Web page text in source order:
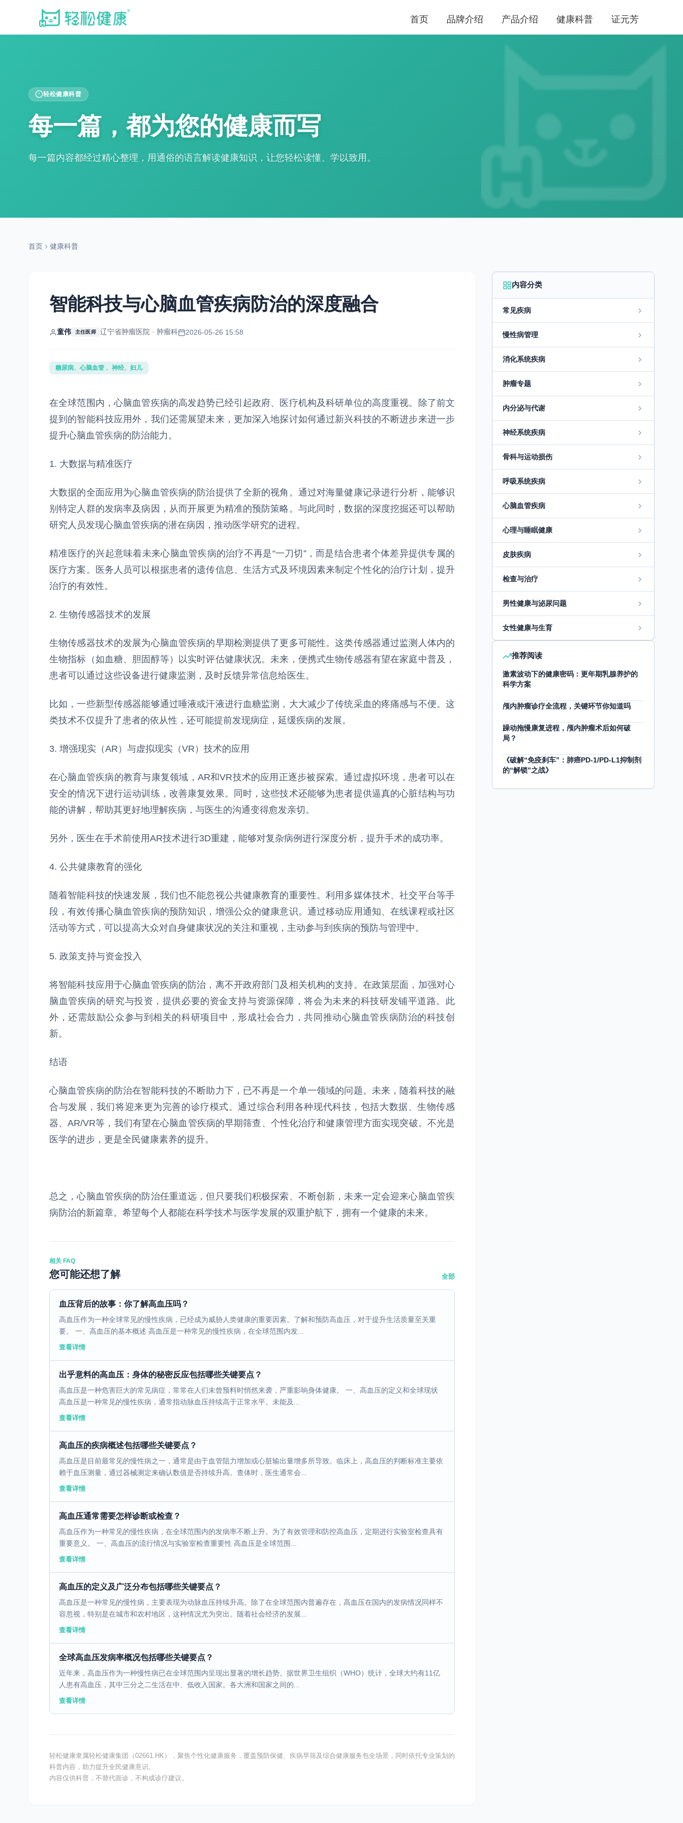
首页 品牌介绍 产品介绍 健康科普 证元芳
轻松健康科普
每一篇，都为您的健康而写
每一篇内容都经过精心整理，用通俗的语言解读健康知识，让您轻松读懂、学以致用。
首页 健康科普
智能科技与心脑血管疾病防治的深度融合
童伟 主任医师 辽宁省肿瘤医院 · 肿瘤科 2026-05-26 15:58
糖尿病、心脑血管 、神经、妇儿
在全球范围内，心脑血管疾病的高发趋势已经引起政府、医疗机构及科研单位的高度重视。除了前文
提到的智能科技应用外，我们还需展望未来，更加深入地探讨如何通过新兴科技的不断进步来进一步
提升心脑血管疾病的防治能力。
1. 大数据与精准医疗
大数据的全面应用为心脑血管疾病的防治提供了全新的视角。通过对海量健康记录进行分析，能够识
别特定人群的发病率及病因，从而开展更为精准的预防策略。与此同时，数据的深度挖掘还可以帮助
研究人员发现心脑血管疾病的潜在病因，推动医学研究的进程。
精准医疗的兴起意味着未来心脑血管疾病的治疗不再是“一刀切”，而是结合患者个体差异提供专属的
医疗方案。医务人员可以根据患者的遗传信息、生活方式及环境因素来制定个性化的治疗计划，提升
治疗的有效性。
2. 生物传感器技术的发展
生物传感器技术的发展为心脑血管疾病的早期检测提供了更多可能性。这类传感器通过监测人体内的
生物指标（如血糖、胆固醇等）以实时评估健康状况。未来，便携式生物传感器有望在家庭中普及，
患者可以通过这些设备进行健康监测，及时反馈异常信息给医生。
比如，一些新型传感器能够通过唾液或汗液进行血糖监测，大大减少了传统采血的疼痛感与不便。这
类技术不仅提升了患者的依从性，还可能提前发现病症，延缓疾病的发展。
3. 增强现实（AR）与虚拟现实（VR）技术的应用
在心脑血管疾病的教育与康复领域，AR和VR技术的应用正逐步被探索。通过虚拟环境，患者可以在
安全的情况下进行运动训练，改善康复效果。同时，这些技术还能够为患者提供逼真的心脏结构与功
能的讲解，帮助其更好地理解疾病，与医生的沟通变得愈发亲切。
另外，医生在手术前使用AR技术进行3D重建，能够对复杂病例进行深度分析，提升手术的成功率。
4. 公共健康教育的强化
随着智能科技的快速发展，我们也不能忽视公共健康教育的重要性。利用多媒体技术、社交平台等手
段，有效传播心脑血管疾病的预防知识，增强公众的健康意识。通过移动应用通知、在线课程或社区
活动等方式，可以提高大众对自身健康状况的关注和重视，主动参与到疾病的预防与管理中。
5. 政策支持与资金投入
将智能科技应用于心脑血管疾病的防治，离不开政府部门及相关机构的支持。在政策层面，加强对心
脑血管疾病的研究与投资，提供必要的资金支持与资源保障，将会为未来的科技研发铺平道路。此
外，还需鼓励公众参与到相关的科研项目中，形成社会合力，共同推动心脑血管疾病防治的科技创
新。
结语
心脑血管疾病的防治在智能科技的不断助力下，已不再是一个单一领域的问题。未来，随着科技的融
合与发展，我们将迎来更为完善的诊疗模式。通过综合利用各种现代科技，包括大数据、生物传感
器、AR/VR等，我们有望在心脑血管疾病的早期筛查、个性化治疗和健康管理方面实现突破。不光是
医学的进步，更是全民健康素养的提升。
总之，心脑血管疾病的防治任重道远，但只要我们积极探索、不断创新，未来一定会迎来心脑血管疾
病防治的新篇章。希望每个人都能在科学技术与医学发展的双重护航下，拥有一个健康的未来。
相关 FAQ
您可能还想了解 全部
血压背后的故事：你了解高血压吗？
高血压作为一种全球常见的慢性疾病，已经成为威胁人类健康的重要因素。了解和预防高血压，对于提升生活质量至关重
要。 一、高血压的基本概述 高血压是一种常见的慢性疾病，在全球范围内发...
查看详情
出乎意料的高血压：身体的秘密反应包括哪些关键要点？
高血压是一种危害巨大的常见病症，常常在人们未曾预料时悄然来袭，严重影响身体健康。 一、高血压的定义和全球现状
高血压是一种常见的慢性疾病，通常指动脉血压持续高于正常水平。未能及...
查看详情
高血压的疾病概述包括哪些关键要点？
高血压是目前最常见的慢性病之一，通常是由于血管阻力增加或心脏输出量增多所导致。临床上，高血压的判断标准主要依
赖于血压测量，通过器械测定来确认数值是否持续升高。查体时，医生通常会...
查看详情
高血压通常需要怎样诊断或检查？
高血压作为一种常见的慢性疾病，在全球范围内的发病率不断上升。为了有效管理和防控高血压，定期进行实验室检查具有
重要意义。 一、高血压的流行情况与实验室检查重要性 高血压是全球范围...
查看详情
高血压的定义及广泛分布包括哪些关键要点？
高血压是一种常见的慢性病，主要表现为动脉血压持续升高。除了在全球范围内普遍存在，高血压在国内的发病情况同样不
容忽视，特别是在城市和农村地区，这种情况尤为突出。随着社会经济的发展...
查看详情
全球高血压发病率概况包括哪些关键要点？
近年来，高血压作为一种慢性病已在全球范围内呈现出显著的增长趋势。据世界卫生组织（WHO）统计，全球大约有11亿
人患有高血压，其中三分之二生活在中、低收入国家。各大洲和国家之间的...
查看详情
轻松健康隶属轻松健康集团（02661.HK），聚焦个性化健康服务，覆盖预防保健、疾病早筛及综合健康服务包全场景，同时依托专业策划的
科普内容，助力提升全民健康意识。
内容仅供科普，不替代面诊，不构成诊疗建议。
内容分类
常见疾病
慢性病管理
消化系统疾病
肿瘤专题
内分泌与代谢
神经系统疾病
骨科与运动损伤
呼吸系统疾病
心脑血管疾病
心理与睡眠健康
皮肤疾病
检查与治疗
男性健康与泌尿问题
女性健康与生育
推荐阅读
激素波动下的健康密码：更年期乳腺养护的
科学方案
颅内肿瘤诊疗全流程，关键环节你知道吗
躁动拖慢康复进程，颅内肿瘤术后如何破
局？
《破解“免疫刹车”：肺癌PD-1/PD-L1抑制剂
的“解锁”之战》